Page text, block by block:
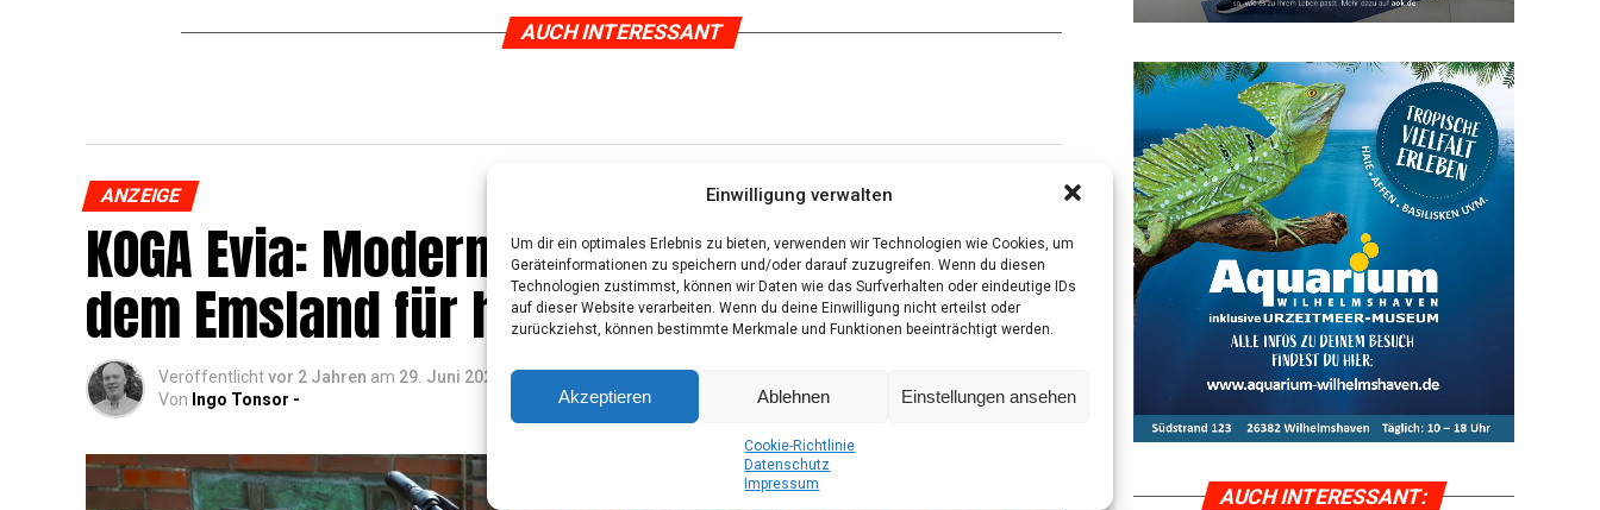
Einwilligung verwalten
Um dir ein optimales Erlebnis zu bieten, verwenden wir Technologien wie Cookies, um
Geräteinformationen zu speichern und/oder darauf zuzugreifen. Wenn du diesen
Technologien zustimmst, können wir Daten wie das Surfverhalten oder eindeutige IDs
auf dieser Website verarbeiten. Wenn du deine Einwilligung nicht erteilst oder
zurückziehst, können bestimmte Merkmale und Funktionen beeinträchtigt werden.
Akzeptieren Ablehnen Einstellungen ansehen
Coo­kie-Richt­li­nie
Daten­schutz
Impres­sum
AUCH INTERESSANT
ANZEIGE
KOGA Evia: Moderns­te Fahr­rad­tech­nik aus
dem Ems­land für höchs­ten Fahrkomfort
Veröffentlichtvor 2 Jahren am 29. Juni 2024
Von Ingo Tonsor -
AUCH INTER­ES­SANT: